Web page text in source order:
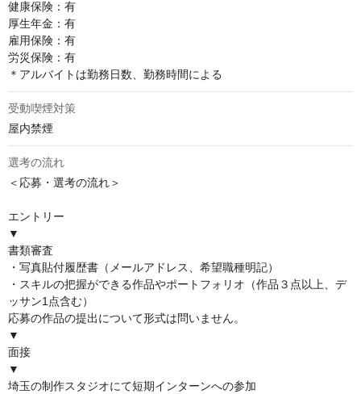
健康保険：有
厚⽣年⾦：有
雇⽤保険：有
労災保険：有
＊アルバイトは勤務日数、勤務時間による
受動喫煙対策
屋内禁煙
選考の流れ
＜応募・選考の流れ＞
エントリー
▼
書類審査
・写真貼付履歴書（メールアドレス、希望職種明記）
・スキルの把握ができる作品やポートフォリオ（作品３点以上、デ
ッサン1点含む）
応募の作品の提出について形式は問いません。
▼
面接
▼
埼玉の制作スタジオにて短期インターンへの参加